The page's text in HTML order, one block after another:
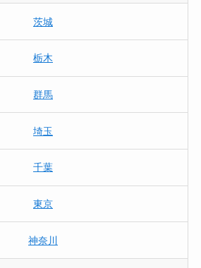
茨城
栃木
群馬
埼玉
千葉
東京
神奈川